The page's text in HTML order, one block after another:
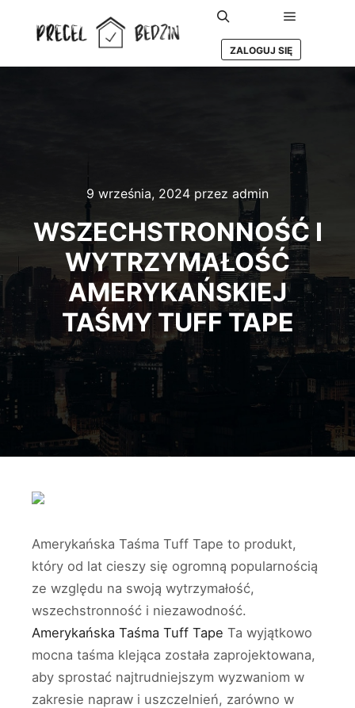
Szukaj Główne
ZALOGUJ SIĘ
9 września, 2024 przez admin
WSZECHSTRONNOŚĆ I
WYTRZYMAŁOŚĆ
AMERYKAŃSKIEJ
TAŚMY TUFF TAPE
Amerykańska Taśma Tuff Tape to produkt,
który od lat cieszy się ogromną popularnością
ze względu na swoją wytrzymałość,
wszechstronność i niezawodność.
Amerykańska Taśma Tuff Tape Ta wyjątkowo
mocna taśma klejąca została zaprojektowana,
aby sprostać najtrudniejszym wyzwaniom w
zakresie napraw i uszczelnień, zarówno w